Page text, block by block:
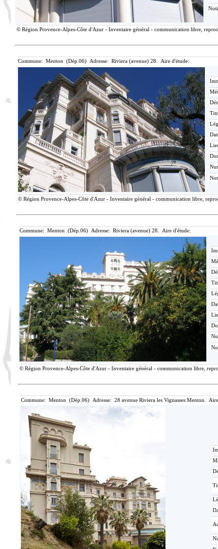
© Région Provence-Alpes-Côte d'Azur - Inventaire général - communication libre,
Commune: Menton (Dép.06) Adresse: Riviera (avenue) 28. Aire d'étude:
© Région Provence-Alpes-Côte d'Azur - Inventaire général - communication libre,
Commune: Menton (Dép.06) Adresse: Riviera (avenue) 28. Aire d'étude:
© Région Provence-Alpes-Côte d'Azur - Inventaire général - communication libre,
Commune: Menton (Dép.06) Adresse: 28 avenue Riviera les Vignasses Menton.